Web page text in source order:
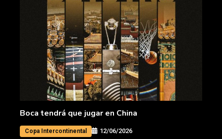
Boca tendrá que jugar en China
Copa Intercontinental
12/06/2026